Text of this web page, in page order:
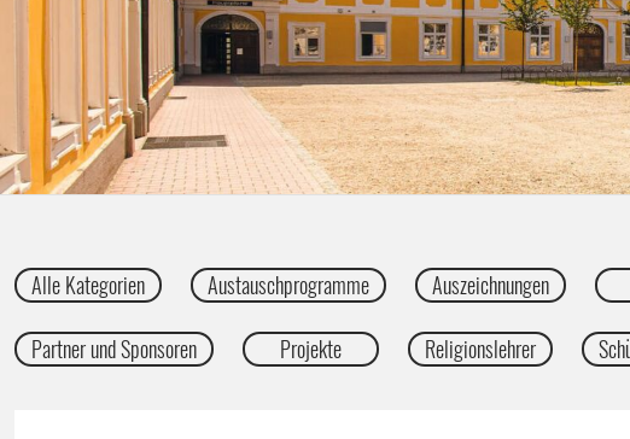
Alle Kategorien Austauschprogramme Auszeichnungen
Partner und Sponsoren Projekte Religionslehrer